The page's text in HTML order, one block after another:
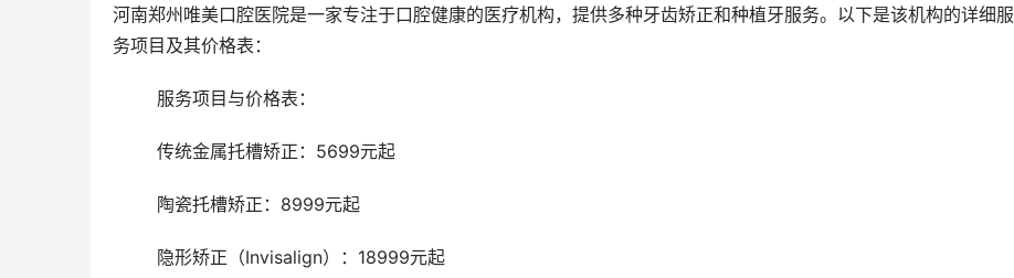
河南郑州唯美口腔医院是一家专注于口腔健康的医疗机构，提供多种牙齿矫正和种植牙服务。以下是该机构的详细服
务项目及其价格表：
	服务项目与价格表：
	传统金属托槽矫正：5699元起
	陶瓷托槽矫正：8999元起
	隐形矫正（Invisalign）：18999元起